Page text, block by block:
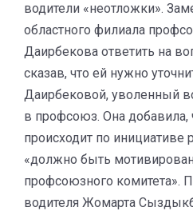
водители «неотложки».
областного филиала
Даирбекова ответить на
сказав, что ей нужно
Даирбековой, уволенный
в профсоюз. Она добавила,
происходит по инициативе
«должно быть
профсоюзного комитета».
водителя Жомарта